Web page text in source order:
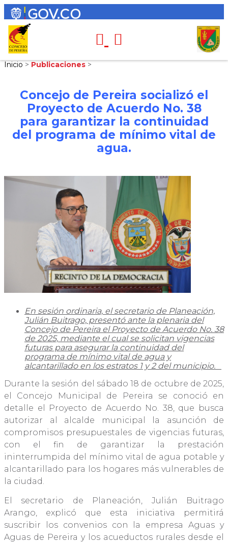
Inicio > Publicaciones >
Concejo de Pereira socializó el
Proyecto de Acuerdo No. 38
para garantizar la continuidad
del programa de mínimo vital de
agua.
En sesión ordinaria, el secretario de Planeación,
Julián Buitrago, presentó ante la plenaria del
Concejo de Pereira el Proyecto de Acuerdo No. 38
de 2025, mediante el cual se solicitan vigencias
futuras para asegurar la continuidad del
programa de mínimo vital de agua y
alcantarillado en los estratos 1 y 2 del municipio.
Durante la sesión del sábado 18 de octubre de 2025,
el Concejo Municipal de Pereira se conoció en
detalle el Proyecto de Acuerdo No. 38, que busca
autorizar al alcalde municipal la asunción de
compromisos presupuestales de vigencias futuras,
con el fin de garantizar la prestación
ininterrumpida del mínimo vital de agua potable y
alcantarillado para los hogares más vulnerables de
la ciudad.
El secretario de Planeación, Julián Buitrago
Arango, explicó que esta iniciativa permitirá
suscribir los convenios con la empresa Aguas y
Aguas de Pereira y los acueductos rurales desde el